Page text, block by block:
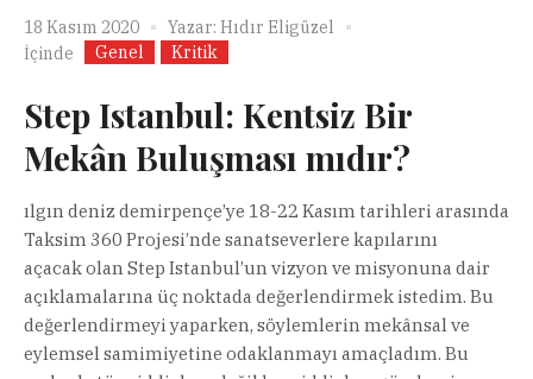
18 Kasım 2020 Yazar: Hıdır Eligüzel
İçinde
Genel Kritik
Step Istanbul: Kentsiz Bir
Mekân Buluşması mıdır?
ılgın deniz demirpençe’ye 18-22 Kasım tarihleri arasında
Taksim 360 Projesi’nde sanatseverlere kapılarını
açacak olan Step Istanbul’un vizyon ve misyonuna dair
açıklamalarına üç noktada değerlendirmek istedim. Bu
değerlendirmeyi yaparken, söylemlerin mekânsal ve
eylemsel samimiyetine odaklanmayı amaçladım. Bu